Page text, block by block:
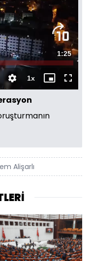
Toplam
Süre
1:25
1xOynatma
Hızı
Mini
oynatıcı
Tam
Ekran
Alişarlı